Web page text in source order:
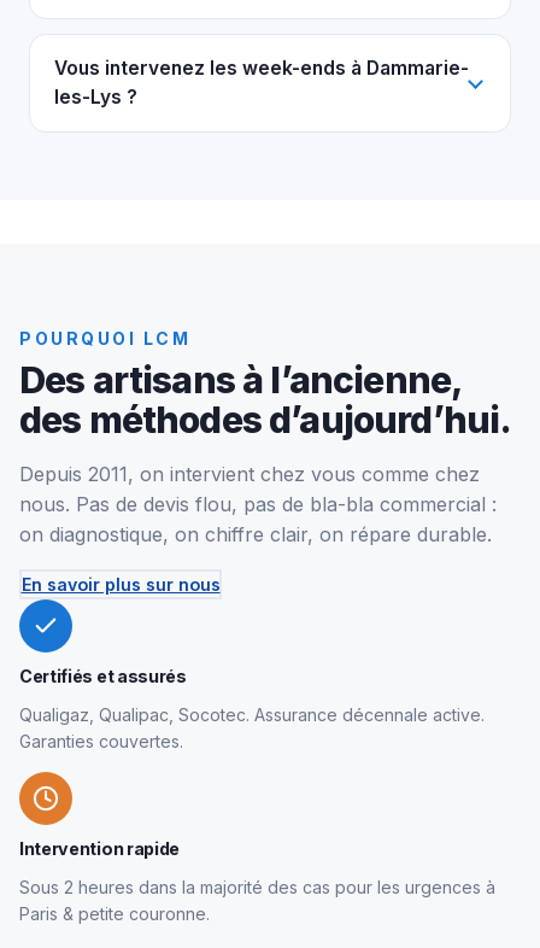
Vous intervenez les week-ends à Dammarie-
les-Lys ?
POURQUOI LCM
Des artisans à l’ancienne,
des méthodes d’aujourd’hui.
Depuis 2011, on intervient chez vous comme chez
nous. Pas de devis flou, pas de bla-bla commercial :
on diagnostique, on chiffre clair, on répare durable.
En savoir plus sur nous
Certifiés et assurés
Qualigaz, Qualipac, Socotec. Assurance décennale active.
Garanties couvertes.
Intervention rapide
Sous 2 heures dans la majorité des cas pour les urgences à
Paris & petite couronne.